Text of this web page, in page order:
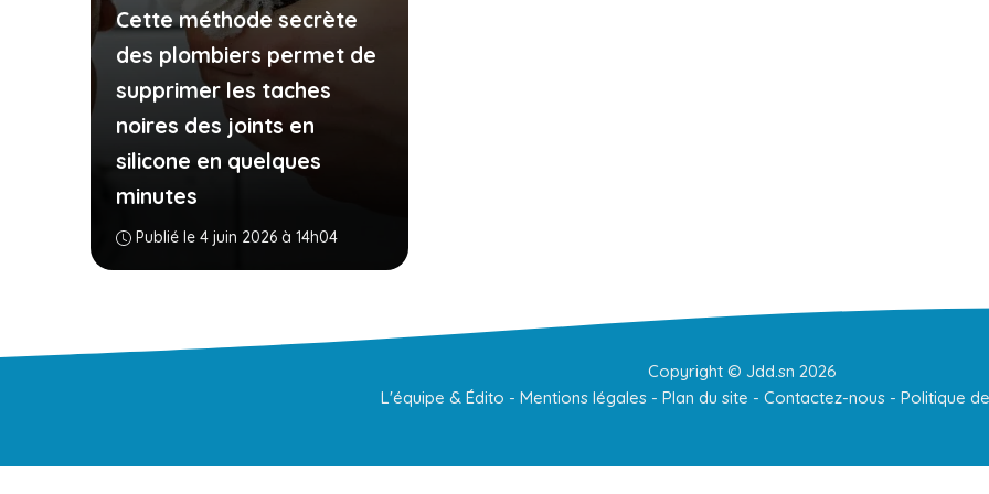
Cette méthode secrète
des plombiers permet de
supprimer les taches
noires des joints en
silicone en quelques
minutes
Publié le 4 juin 2026 à 14h04
Copyright © Jdd.sn 2026
L'équipe & Édito - Mentions légales - Plan du site - Contactez-nous - Politique